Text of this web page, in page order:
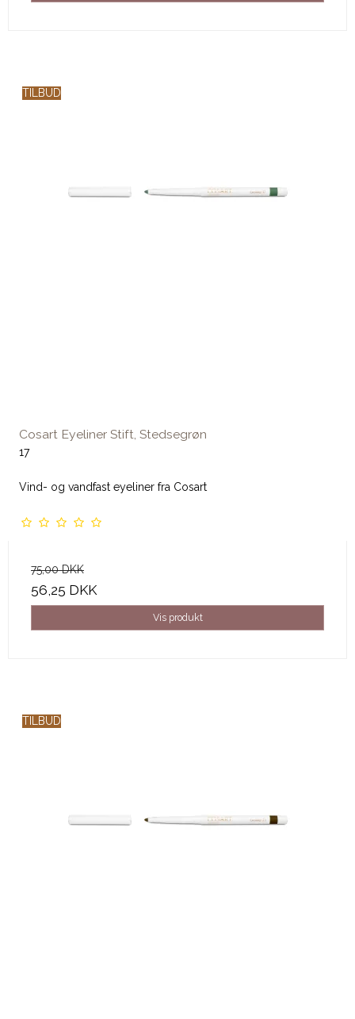
TILBUD
Cosart Eyeliner Stift, Stedsegrøn
17
Vind- og vandfast eyeliner fra Cosart
75,00 DKK
56,25 DKK
Vis produkt
TILBUD